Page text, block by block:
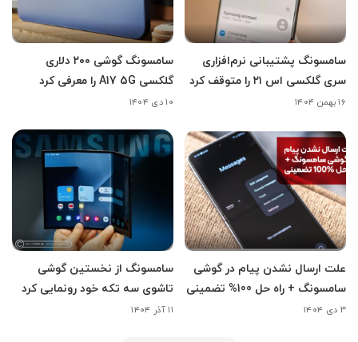
سامسونگ پشتیبانی نرم‌افزاری
سری گلکسی اس ۲۱ را متوقف کرد
۱۶ بهمن ۱۴۰۴
سامسونگ گوشی ۲۰۰ دلاری
گلکسی A17 5G را معرفی کرد
۱۰ دی ۱۴۰۴
علت ارسال نشدن پیام در گوشی
سامسونگ + راه حل 100% تضمینی
۳ دی ۱۴۰۴
سامسونگ از نخستین گوشی
تاشوی سه تکه خود رونمایی کرد
۱۱ آذر ۱۴۰۴